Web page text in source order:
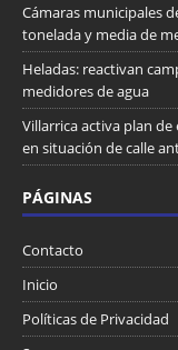
Cámaras municipales
tonelada y media de
Heladas: reactivan
medidores de agua
Villarrica activa plan
en situación de calle
PÁGINAS
Contacto
Inicio
Políticas de Privacidad